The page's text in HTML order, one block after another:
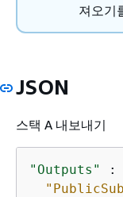
져오기
JSON
스택 A 내보내기
"Outputs" :